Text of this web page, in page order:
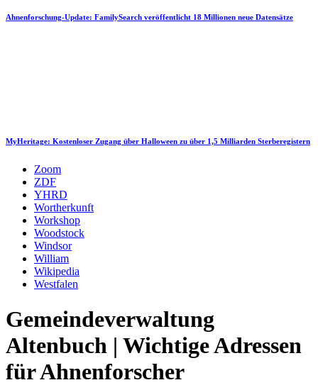
Ahnenforschung-Update: FamilySearch veröffentlicht 18 Millionen neue Datensätze
MyHeritage: Kostenloser Zugang über Halloween zu über 1,5 Milliarden Sterberegistern
Zoom
ZDF
YHRD
Wortherkunft
Workshop
Woodstock
Windsor
William
Wikipedia
Westfalen
Gemeindeverwaltung
Altenbuch | Wichtige Adressen
für Ahnenforscher